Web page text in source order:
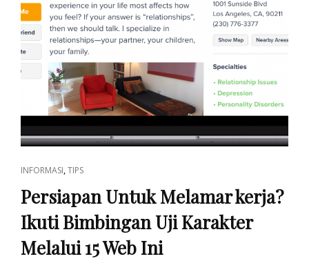
CAT
LINKS
INFORMASI,TIPS
Persiapan Untuk Melamar kerja?
Ikuti Bimbingan Uji Karakter
Melalui 15 Web Ini